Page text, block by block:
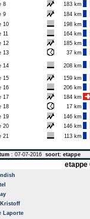
8
183 km
9
184 km
10
198 km
11
164 km
12
185 km
13 37 km
14 208 km
15
159 km
16
206 km
17
184 km
18
17 km
19
146 km
20
146 km
21 113 km
: 07-07-2016 soort: etappe
etappe
Laporte